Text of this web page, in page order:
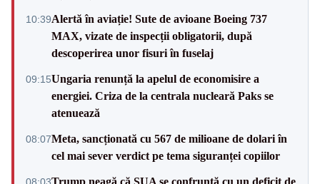
10:39Alertă în aviație! Sute de avioane Boeing 737
MAX, vizate de inspecții obligatorii, după
descoperirea unor fisuri în fuselaj
09:15Ungaria renunță la apelul de economisire a
energiei. Criza de la centrala nucleară Paks se
atenuează
08:07Meta, sancționată cu 567 de milioane de dolari în
cel mai sever verdict pe tema siguranței copiilor
08:03Trump neagă că SUA se confruntă cu un deficit de